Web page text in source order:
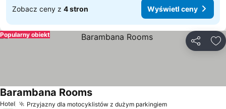
Zobacz ceny z 4 stron Wyświetl ceny
Popularny obiekt
Hotel Przyjazny dla motocyklistów z dużym parkingiem
Barambana Rooms